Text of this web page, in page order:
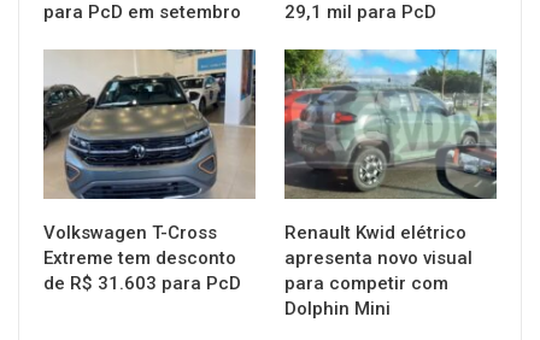
para PcD em setembro
29,1 mil para PcD
MUNDO AUTOMOTIVO
Volkswagen T-Cross
Extreme tem desconto
de R$ 31.603 para PcD
MUNDO AUTOMOTIVO
Renault Kwid elétrico
apresenta novo visual
para competir com
Dolphin Mini